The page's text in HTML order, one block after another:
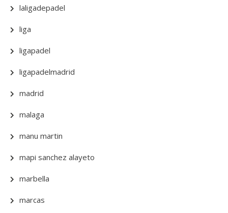
laligadepadel
liga
ligapadel
ligapadelmadrid
madrid
malaga
manu martin
mapi sanchez alayeto
marbella
marcas